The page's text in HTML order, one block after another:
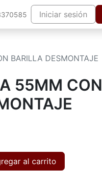
Iniciar sesión
BARILLA DESMONTAJE
55MM CON
al carrito